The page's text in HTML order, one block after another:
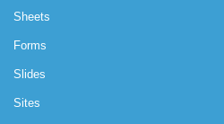
Sheets
Forms
Slides
Sites